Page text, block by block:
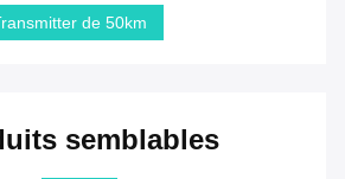
de 50km
semblables